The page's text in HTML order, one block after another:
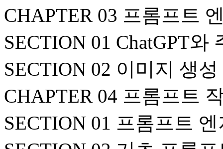
CHAPTER 03 프롬프트
SECTION 01 ChatGPT
SECTION 02 이미지 생
CHAPTER 04 프롬프트
SECTION 01 프롬프트